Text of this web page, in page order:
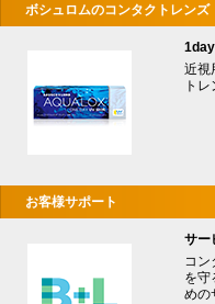
ボシュロムのコンタクトレンズ
近視
ト
お客様サポート
サー
コン
を守
めの